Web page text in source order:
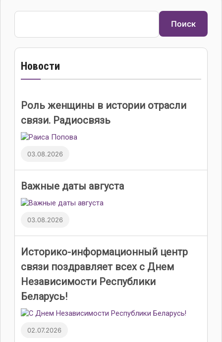
Поиск
Поиск
Новости
Роль женщины в истории отрасли
связи. Радиосвязь
03.08.2026
Важные даты августа
03.08.2026
Историко-информационный центр
связи поздравляет всех с Днем
Независимости Республики
Беларусь!
02.07.2026